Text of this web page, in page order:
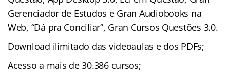
Gerenciador de Estudos e Gran Audiobooks na
Web, “Dá pra Conciliar”, Gran Cursos Questões 3.0.
Download ilimitado das videoaulas e dos PDFs;
Acesso a mais de 30.386 cursos;